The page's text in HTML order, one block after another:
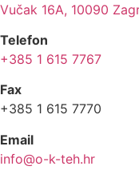
Vučak 16A, 10090
Telefon
+385 1 615 7767
Fax
+385 1 615 7770
Email
info@o-k-teh.hr